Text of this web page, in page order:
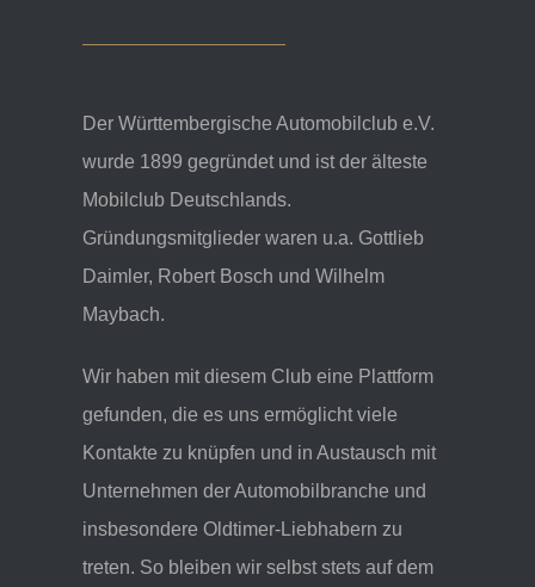
Der Württembergische Automobilclub e.V.
wurde 1899 gegründet und ist der älteste
Mobilclub Deutschlands.
Gründungsmitglieder waren u.a. Gottlieb
Daimler, Robert Bosch und Wilhelm
Maybach.
Wir haben mit diesem Club eine Plattform
gefunden, die es uns ermöglicht viele
Kontakte zu knüpfen und in Austausch mit
Unternehmen der Automobilbranche und
insbesondere Oldtimer-Liebhabern zu
treten. So bleiben wir selbst stets auf dem